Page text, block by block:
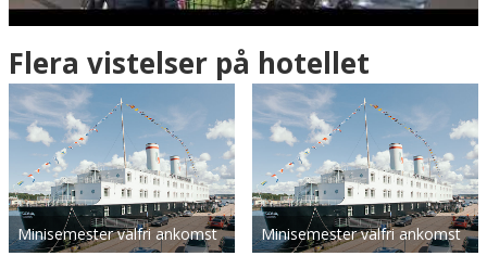
Flera vistelser på hotellet
Minisemester valfri ankomst Minisemester valfri ankomst